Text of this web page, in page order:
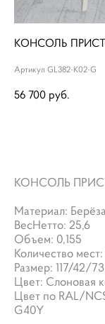
КОНСОЛЬ
Артикул GL382-K02-G
56 700 pуб.
КОНСОЛЬ
Материал:
ВесНетто: 25,6
Объем: 0,155
Количество мест:
Размер: 117/42/73
Цвет: Слоновая
Цвет по RAL/
G40Y